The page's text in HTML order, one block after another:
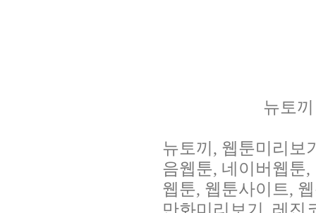
뉴토
뉴토끼, 웹툰미리보
음웹툰, 네이버웹툰
웹툰, 웹툰사이트,